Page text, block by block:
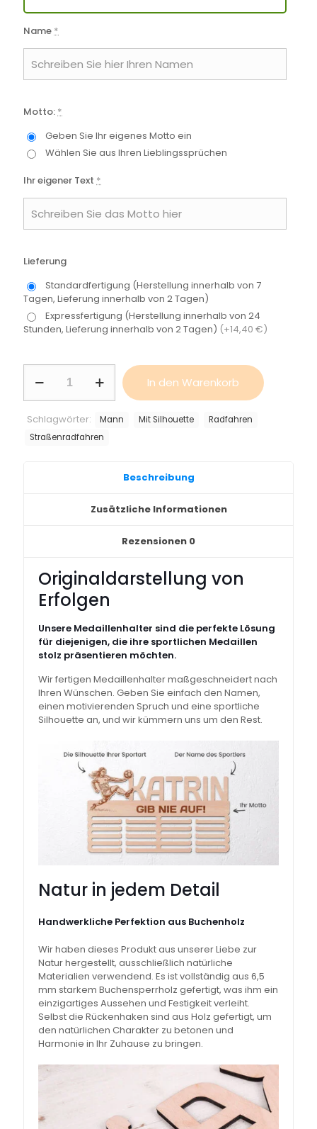
Name *
Motto: *
Geben Sie Ihr eigenes Motto ein
Wählen Sie aus Ihren Lieblingssprüchen
Ihr eigener Text *
Lieferung
Standardfertigung (Herstellung innerhalb von 7
Tagen, Lieferung innerhalb von 2 Tagen)
Expressfertigung (Herstellung innerhalb von 24
Stunden, Lieferung innerhalb von 2 Tagen) (+14,40 €)
Straßenradfahren,
Menge
In den Warenkorb
Schlagwörter: Mann Mit Silhouette
Radfahren
Straßenradfahren
Beschreibung
Zusätzliche Informationen
Rezensionen 0
Originaldarstellung von
Erfolgen
Unsere Medaillenhalter sind die perfekte Lösung
für diejenigen, die ihre sportlichen Medaillen
stolz präsentieren möchten.
Wir fertigen Medaillenhalter maßgeschneidert nach
Ihren Wünschen. Geben Sie einfach den Namen,
einen motivierenden Spruch und eine sportliche
Silhouette an, und wir kümmern uns um den Rest.
Natur in jedem Detail
Handwerkliche Perfektion aus Buchenholz
Wir haben dieses Produkt aus unserer Liebe zur
Natur hergestellt, ausschließlich natürliche
Materialien verwendend. Es ist vollständig aus 6,5
mm starkem Buchensperrholz gefertigt, was ihm ein
einzigartiges Aussehen und Festigkeit verleiht.
Selbst die Rückenhaken sind aus Holz gefertigt, um
den natürlichen Charakter zu betonen und
Harmonie in Ihr Zuhause zu bringen.